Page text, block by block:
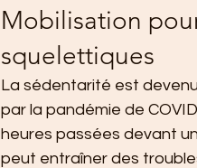
Mobilisation
squelettiques
La sédentarité est
par la pandémie de
heures passées devant
peut entraîner des